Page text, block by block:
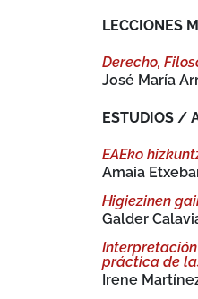
LECCIONES
Derecho,
José María
ESTUDIOS /
EAEko
Amaia
Higiezinen
Galder
práctica de
Irene